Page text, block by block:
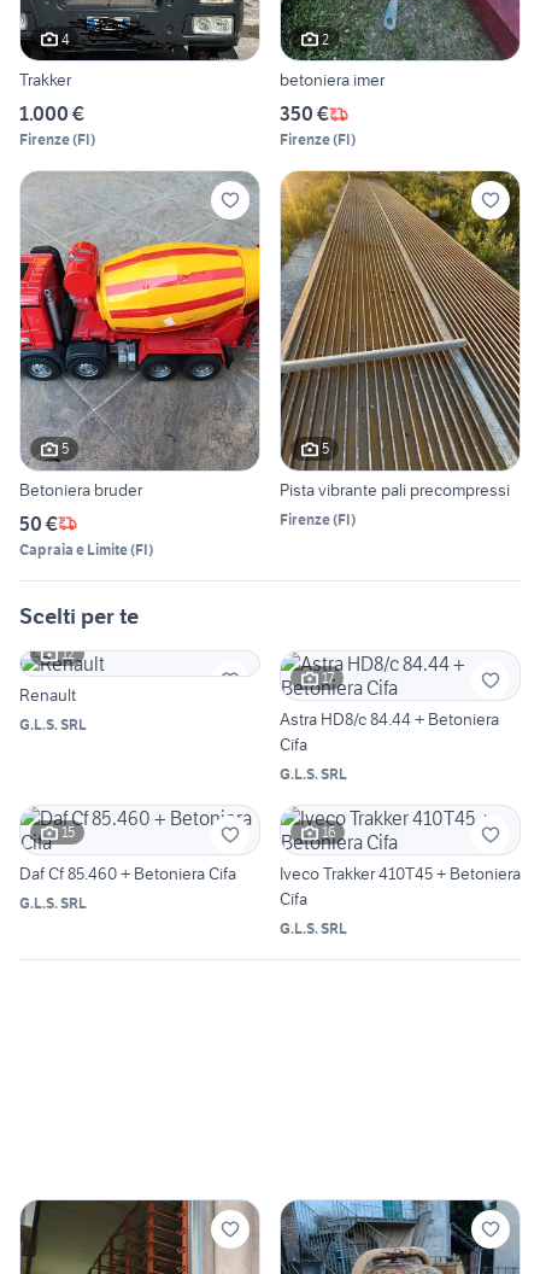
4
Trakker
1.000 €
Firenze(FI)
2
betoniera imer
350 €
Firenze(FI)
5
Betoniera bruder
50 €
Capraia e Limite(FI)
5
Pista vibrante pali precompressi
Firenze(FI)
Scelti per te
12
Renault
G.L.S. SRL
17
Astra HD8/c 84.44 + Betoniera
Cifa
G.L.S. SRL
15
Daf Cf 85.460 + Betoniera Cifa
G.L.S. SRL
16
Iveco Trakker 410T45 + Betoniera
Cifa
G.L.S. SRL